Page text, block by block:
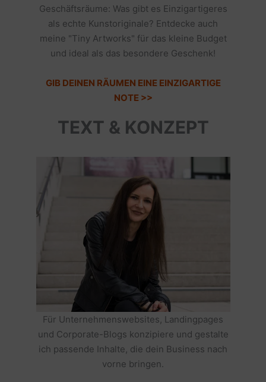
Geschäftsräume: Was gibt es Einzigartigeres
als echte Kunstoriginale? Entdecke auch
meine "Tiny Artworks" für das kleine Budget
und ideal als das besondere Geschenk!
GIB DEINEN RÄUMEN EINE EINZIGARTIGE
NOTE >>
TEXT & KONZEPT
Für Unternehmenswebsites, Landingpages
und Corporate-Blogs konzipiere und gestalte
ich passende Inhalte, die dein Business nach
vorne bringen.